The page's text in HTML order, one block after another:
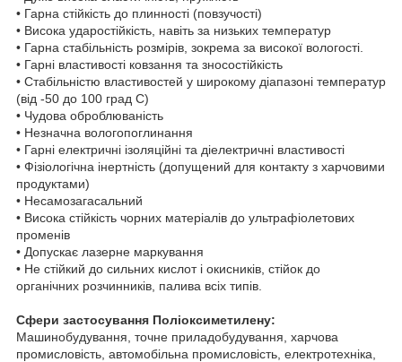
• Гарна стійкість до плинності (повзучості)
• Висока ударостійкість, навіть за низьких температур
• Гарна стабільність розмірів, зокрема за високої вологості.
• Гарні властивості ковзання та зносостійкість
• Стабільністю властивостей у широкому діапазоні температур
(від -50 до 100 град С)
• Чудова оброблюваність
• Незначна вологопоглинання
• Гарні електричні ізоляційні та діелектричні властивості
• Фізіологічна інертність (допущений для контакту з харчовими
продуктами)
• Несамозагасальний
• Висока стійкість чорних матеріалів до ультрафіолетових
променів
• Допускає лазерне маркування
• Не стійкий до сильних кислот і окисників, стійок до
органічних розчинників, палива всіх типів.
Сфери застосування Поліоксиметилену:
Машинобудування, точне приладобудування, харчова
промисловість, автомобільна промисловість, електротехніка,